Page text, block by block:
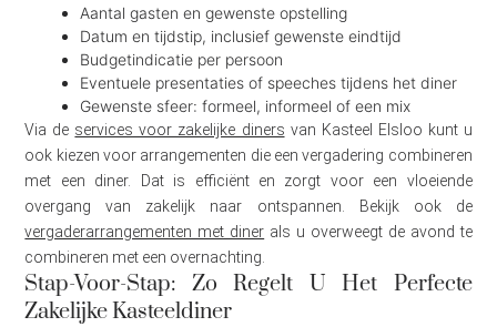
Aantal gasten en gewenste opstelling
Datum en tijdstip, inclusief gewenste eindtijd
Budgetindicatie per persoon
Eventuele presentaties of speeches tijdens het diner
Gewenste sfeer: formeel, informeel of een mix
Via de services voor zakelijke diners van Kasteel Elsloo kunt u
ook kiezen voor arrangementen die een vergadering combineren
met een diner. Dat is efficiënt en zorgt voor een vloeiende
overgang van zakelijk naar ontspannen. Bekijk ook de
vergaderarrangementen met diner als u overweegt de avond te
combineren met een overnachting.
Stap-Voor-Stap: Zo Regelt U Het Perfecte
Zakelijke Kasteeldiner